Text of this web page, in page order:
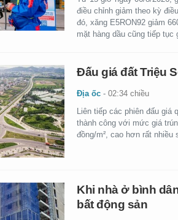
điều chỉnh giảm theo kỳ
đó, xăng E5RON92 giảm
mặt hàng dầu cũng tiếp
Đấu giá đất Triệu
Địa ốc -02:34 chiều
Liên tiếp các phiên đấu giá
thành công với mức giá
đồng/m², cao hơn rất
Khi nhà ở bình
bất động sản